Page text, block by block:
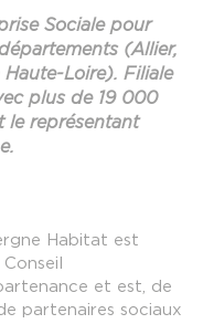
Sociale pour
(Allier,
Loire). Filiale
plus de 19 000
le représentant
Habitat est
et est, de
partenaires sociaux